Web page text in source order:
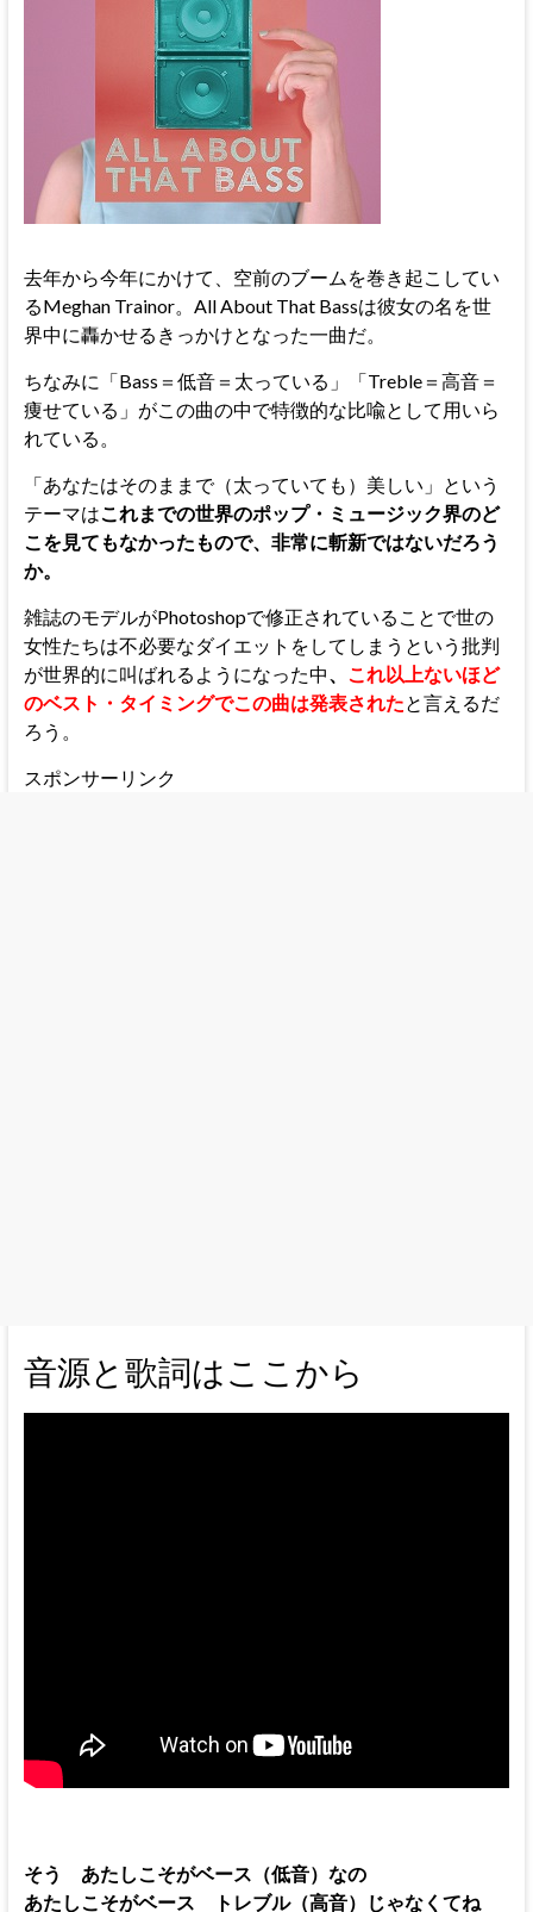
去年から今年にかけて、空前のブームを巻き起こしてい
るMeghan Trainor。All About That Bassは彼女の名を世
界中に轟かせるきっかけとなった一曲だ。
ちなみに「Bass＝低音＝太っている」「Treble＝高音＝
痩せている」がこの曲の中で特徴的な比喩として用いら
れている。
「あなたはそのままで（太っていても）美しい」という
テーマはこれまでの世界のポップ・ミュージック界のど
こを見てもなかったもので、非常に斬新ではないだろう
か。
雑誌のモデルがPhotoshopで修正されていることで世の
女性たちは不必要なダイエットをしてしまうという批判
が世界的に叫ばれるようになった中
これ以上ないほど
のベスト・タイミングでこの曲は発表された と言えるだ
ろう。
スポンサーリンク
音源と歌詞はここから
そう あたしこそがベース（低音）なの
あたしこそがベース トレブル（高音）じゃなくてね